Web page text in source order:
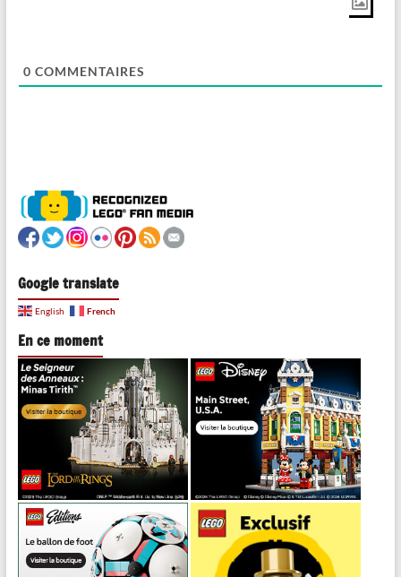
0 COMMENTAIRES
Google translate
English French
En ce moment